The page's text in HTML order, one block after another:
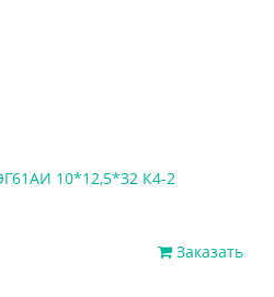
10*12,5*32 К4-2
Заказать